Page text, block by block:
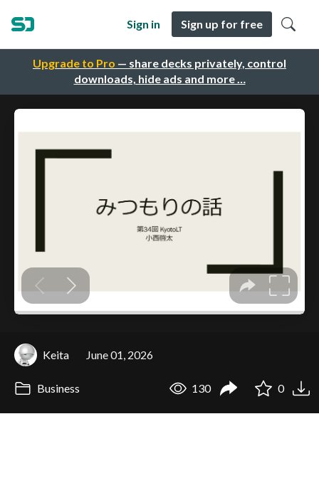
Upgrade to Pro — share decks privately, control
downloads, hide ads and more …
Sign in Sign up for free
Keita June 01, 2026
Business 130 0